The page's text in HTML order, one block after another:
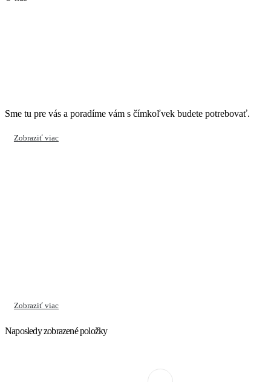
Sme tu pre vás a poradíme vám s čímkoľvek budete potrebovať.
Zobraziť viac
Zobraziť viac
Naposledy zobrazené položky